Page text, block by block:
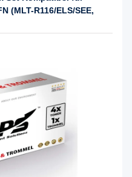
(MLT-R116/ELS/SEE,